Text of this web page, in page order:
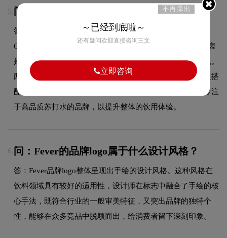
5. 问：Feverlogo的设计含义是什么？
答：Fever-Tree 是一个来自英国的高端碳酸饮料品牌，由
Charles Rolls和Tim Warrillow于2005年创立。品牌创立的初衷
是为了解决当时市场上调酒用的苏打水品质参差不齐的问题。
两位创始人发现，尽管人们对高品质烈酒的需求在增长，但搭
配饮用的苏打水却往往被忽视。因此，他们决定创立一个专注
于高品质苏打水的品牌，以提升整体的饮用体验。
6. 问：Fever的品牌logo属于什么设计风格？
答：Fever品牌logo整体呈现出手绘的设计风格。这种风格在
饮料领域具有较好的适用性，设计师在标志中融合了手绘的核
心手法，既符合行业的一般审美特征，又突出品牌的独特个
性，能够在众多竞品中脱颖而出，给消费者留下深刻印象。
不再弹出
～已经到底啦～
还有疑问欢迎直接咨询三文
立即咨询